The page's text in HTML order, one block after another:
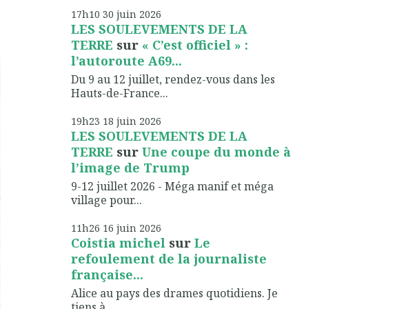
17h10 30 juin 2026
LES SOULEVEMENTS DE LA
TERRE sur « C’est officiel » :
l’autoroute A69...
Du 9 au 12 juillet, rendez-vous dans les
Hauts-de-France...
19h23 18 juin 2026
LES SOULEVEMENTS DE LA
TERRE sur Une coupe du monde à
l’image de Trump
9-12 juillet 2026 - Méga manif et méga
village pour...
11h26 16 juin 2026
Coistia michelsur Le
refoulement de la journaliste
française...
Alice au pays des drames quotidiens. Je